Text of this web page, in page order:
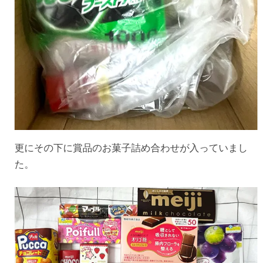
更にその下に賞品のお菓子詰め合わせが入っていまし
た。